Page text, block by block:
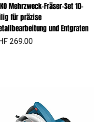
Mehrzweck-Fräser-Set 10-
für präzise
und Entgraten
269.00